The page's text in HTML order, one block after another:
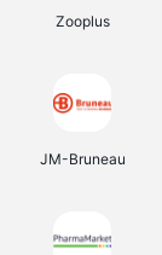
Zooplus
JM-Bruneau